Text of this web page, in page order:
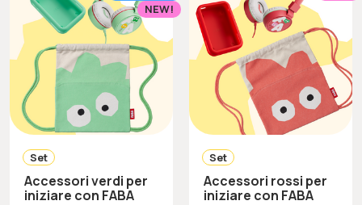
NEW!
Set
Accessori verdi per
iniziare con FABA
Set
Accessori rossi per
iniziare con FABA